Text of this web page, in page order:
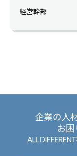
経営幹部
企業の人
お
ALL